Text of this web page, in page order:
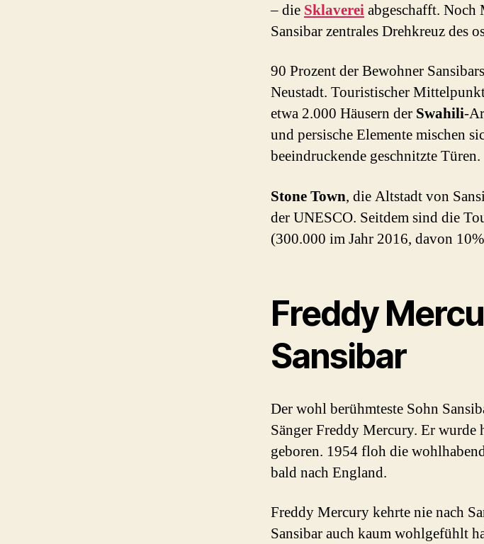
– die Sklavereiabgeschafft. Noch
Sansibar zentrales Drehkreuz des
90 Prozent der Bewohner
Neustadt. Touristischer
etwa 2.000 Häusern der Swahili-
und persische Elemente mischen
beeindruckende geschnitzte Türen.
Stone Town, die Altstadt von
der UNESCO. Seitdem sind die
(300.000 im Jahr 2016, davon
Freddy
Sansibar
Der wohl berühmteste Sohn
Sänger Freddy Mercury. Er wurde
geboren. 1954 floh die
bald nach England.
Freddy Mercury kehrte nie nach
Sansibar auch kaum wohlgefühlt